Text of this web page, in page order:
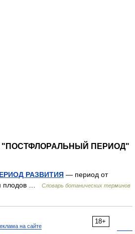
"ПОСТФЛОРАЛЬНЫЙ ПЕРИОД"
РАЗВИТИЯ — период от
плодов …
Словарь ботанических терминов
18+
на сайте